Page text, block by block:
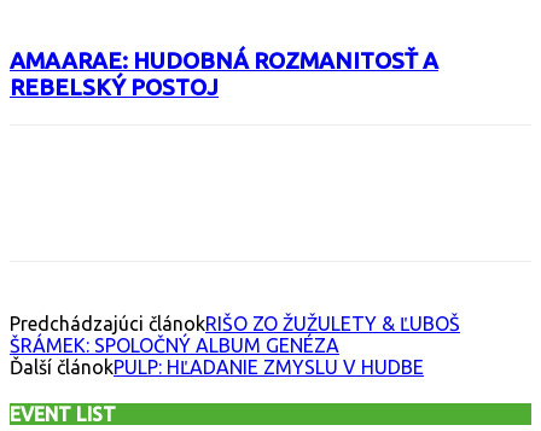
AMAARAE: HUDOBNÁ ROZMANITOSŤ A
REBELSKÝ POSTOJ
Predchádzajúci článokRIŠO ZO ŽUŽULETY & ĽUBOŠ
ŠRÁMEK: SPOLOČNÝ ALBUM GENÉZA
Ďalší článokPULP: HĽADANIE ZMYSLU V HUDBE
EVENT LIST